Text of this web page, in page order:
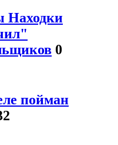
Находки
0
пойман